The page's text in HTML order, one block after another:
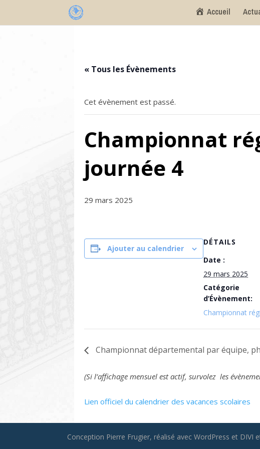
Accueil
« Tous les Évènements
Cet évènement est passé.
Championnat
journée 4
29 mars 2025
Ajouter au calendrier
DÉTAILS
Date :
29 mars 2025
Catégorie
d’Évènement:
Championnat
Championnat départemental par équipe,
(Si l’affichage mensuel est actif, survolez les
Lien officiel du calendrier des vacances scolaires
Conception Pierre Frugier, réalisé avec WordPress et